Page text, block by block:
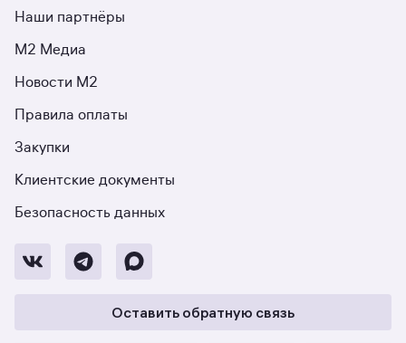
Наши партнёры
М2 Медиа
Новости М2
Правила оплаты
Закупки
Клиентские документы
Безопасность данных
Оставить обратную связь